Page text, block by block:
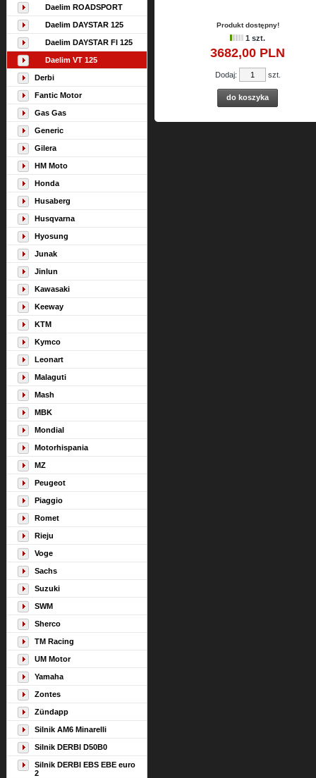
Daelim ROADSPORT
Daelim DAYSTAR 125
Daelim DAYSTAR FI 125
Daelim VT 125
Derbi
Fantic Motor
Gas Gas
Generic
Gilera
HM Moto
Honda
Husaberg
Husqvarna
Hyosung
Junak
Jinlun
Kawasaki
Keeway
KTM
Kymco
Leonart
Malaguti
Mash
MBK
Mondial
Motorhispania
MZ
Peugeot
Piaggio
Romet
Rieju
Voge
Sachs
Suzuki
SWM
Sherco
TM Racing
UM Motor
Yamaha
Zontes
Zündapp
Silnik AM6 Minarelli
Silnik DERBI D50B0
Silnik DERBI EBS EBE euro
2
Produkt dostępny!
1 szt.
3682,00 PLN
Dodaj: szt.
do koszyka